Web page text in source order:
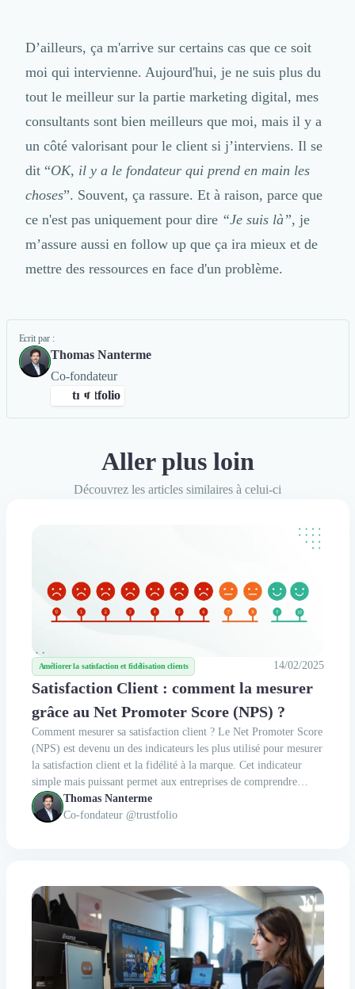
D’ailleurs, ça m'arrive sur certains cas que ce soit
moi qui intervienne. Aujourd'hui, je ne suis plus du
tout le meilleur sur la partie marketing digital, mes
consultants sont bien meilleurs que moi, mais il y a
un côté valorisant pour le client si j’interviens. Il se
dit “OK, il y a le fondateur qui prend en main les
choses”. Souvent, ça rassure. Et à raison, parce que
ce n'est pas uniquement pour dire “Je suis là”, je
m’assure aussi en follow up que ça ira mieux et de
mettre des ressources en face d'un problème.
Ecrit par :
Thomas Nanterme
Co-fondateur
trustfolio
Rédaction de Cas Client +4
Aller plus loin
Découvrez les articles similaires à celui-ci
Améliorer la satisfaction et fidélisation clients 14/02/2025
Satisfaction Client : comment la mesurer
grâce au Net Promoter Score (NPS) ?
Comment mesurer sa satisfaction client ? Le Net Promoter Score
(NPS) est devenu un des indicateurs les plus utilisé pour mesurer
la satisfaction client et la fidélité à la marque. Cet indicateur
simple mais puissant permet aux entreprises de comprendre
rapidement la perception de leurs clients pour renforcer leur
relation client.
Thomas Nanterme
Co-fondateur @trustfolio